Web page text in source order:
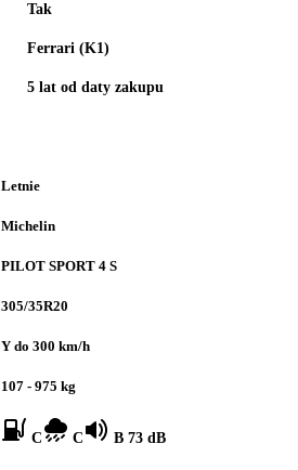
Tak
Ferrari (K1)
5 lat od daty zakupu
Letnie
Michelin
PILOT SPORT 4 S
305/35R20
Y do 300 km/h
107 - 975 kg
C C B 73 dB